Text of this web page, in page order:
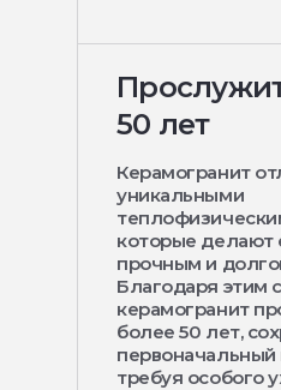
50 лет
Керамогранит
уникальными
которые делают
прочным и
Благодаря этим
керамогранит
более 50 лет,
первоначальный
требуя особого